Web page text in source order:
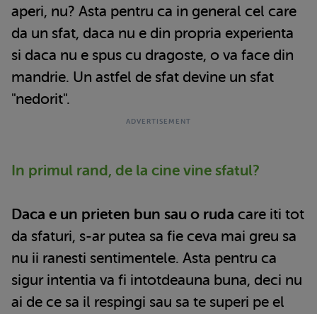
aperi, nu? Asta pentru ca in general cel care
da un sfat, daca nu e din propria experienta
si daca nu e spus cu dragoste, o va face din
mandrie. Un astfel de sfat devine un sfat
"nedorit".
In primul rand, de la cine vine sfatul?
Daca e un prieten bun sau o ruda care iti tot
da sfaturi, s-ar putea sa fie ceva mai greu sa
nu ii ranesti sentimentele. Asta pentru ca
sigur intentia va fi intotdeauna buna, deci nu
ai de ce sa il respingi sau sa te superi pe el